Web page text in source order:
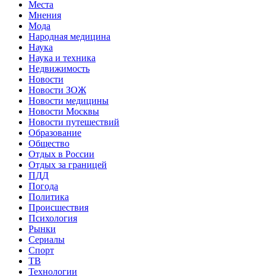
Места
Мнения
Мода
Народная медицина
Наука
Наука и техника
Недвижимость
Новости
Новости ЗОЖ
Новости медицины
Новости Москвы
Новости путешествий
Образование
Общество
Отдых в России
Отдых за границей
ПДД
Погода
Политика
Происшествия
Психология
Рынки
Сериалы
Спорт
ТВ
Технологии